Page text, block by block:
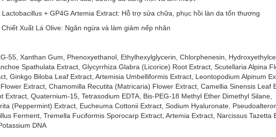
Brightening & Firming Mask EX:
cải thiện đốm nâu và tổng thể tông màu da.
và cổ, giúp cố định gương mặt, hỗ trợ tăng cường hiệu quả nâng cơ, làm săn chắc da.
Thực Vật DNA Phục Hồi Da Naruko Narcissus Repairing Mask
+ GP4G Artemia Extract: Hỗ trợ sửa chữa, phục hồi làn da tổn thương
Xuất Lá Olive: Ngăn ngừa và làm giảm nếp nhăn
55, Xanthan Gum, Phenoxyethanol, Ethylhexylglycerin, Chlorphenesin,
Spathulata Extract, Glycyrrhiza Glabra (Licorice) Root Extract, Scutellaria Alpina
Ginkgo Biloba Leaf Extract, Artemisia Umbelliformis Extract, Leontopodium Alpinum
Extract, Chamomilla Recutita (Matricaria) Flower Extract, Camellia Sinensis Leaf
Quaternium-15, Tetrasodium EDTA, Bis-PEG-18 Methyl Ether Dimethyl Silane,
(Peppermint) Extract, Eucheuma Cottonii Extract, Sodium Hyaluronate,
Ferment, Tremella Fuciformis Sporocarp Extract, Artemia Extract, Narcissus Tazetta
DNA